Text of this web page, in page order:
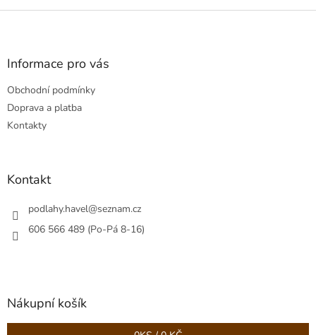
Z
Informace pro vás
Obchodní podmínky
Doprava a platba
Kontakty
Kontakt
podlahy.havel@seznam.cz
606 566 489 (Po-Pá 8-16)
Nákupní košík